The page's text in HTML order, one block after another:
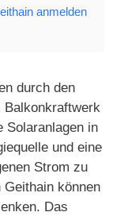
anmelden
durch den
Balkonkraftwerk
Solaranlagen in
und eine
Strom zu
können
Das